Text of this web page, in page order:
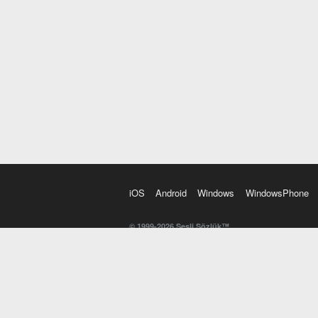
iOS Android Windows WindowsPhone
© 1999-2026 Sesli Sözlük™